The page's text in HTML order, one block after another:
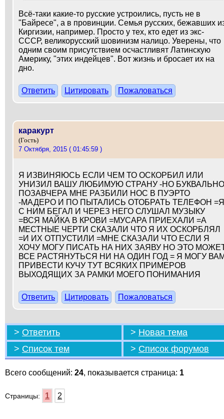
Всё-таки какие-то русские устроились, пусть не в
"Байресе", а в провинции. Семья русских, бежавших
Киргизии, например. Просто у тех, кто едет из экс-
СССР, великорусский шовинизм налицо. Уверены, что
одним своим присутствием осчастливят Латинскую
Америку, "этих индейцев". Вот жизнь и бросает их на
дно.
Ответить Цитировать Пожаловаться
каракурт
(Гость)
7 Октября, 2015 ( 01:45:59 )
Я ИЗВИНЯЮСЬ ЕСЛИ ЧЕМ ТО ОСКОРБИЛ ИЛИ
УНИЗИЛ ВАШУ ЛЮБИМУЮ СТРАНУ -НО БУКВАЛЬНО
ПОЗАВЧЕРА МНЕ РАЗБИЛИ НОС В ПУЭРТО
-МАДЕРО И ПО ПЫТАЛИСЬ ОТОБРАТЬ ТЕЛЕФОН =Я
С НИМ БЕГАЛ И ЧЕРЕЗ НЕГО СЛУШАЛ МУЗЫКУ
=ВСЯ МАЙКА В КРОВИ =МУСАРА ПРИЕХАЛИ =А
МЕСТНЫЕ ЧЕРТИ СКАЗАЛИ ЧТО Я ИХ ОСКОРБЛЯЛ
=И ИХ ОТПУСТИЛИ =МНЕ СКАЗАЛИ ЧТО ЕСЛИ Я
ХОЧУ МОГУ ПИСАТЬ НА НИХ ЗАЯВУ НО ЭТО
ВСЕ РАСТЯНУТЬСЯ НИ НА ОДИН ГОД = Я МОГУ
ПРИВЕСТИ КУЧУ ТУТ ВСЯКИХ ПРИМЕРОВ
ВЫХОДЯЩИХ ЗА РАМКИ МОЕГО ПОНИМАНИЯ
Ответить Цитировать Пожаловаться
> Ответить > Новая тема
> Список тем > Список форумов
Всего сообщений: 24, показывается страница: 1
Страницы: 1 2